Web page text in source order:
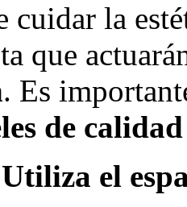
cuidar la
que
. Es
de calidad
el